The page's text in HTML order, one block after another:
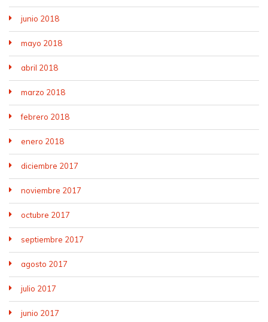
junio 2018
mayo 2018
abril 2018
marzo 2018
febrero 2018
enero 2018
diciembre 2017
noviembre 2017
octubre 2017
septiembre 2017
agosto 2017
julio 2017
junio 2017